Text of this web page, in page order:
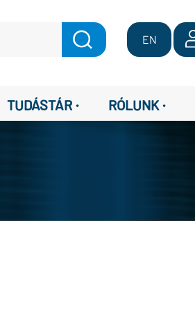
EN
TUDÁSTÁR · RÓLUNK ·